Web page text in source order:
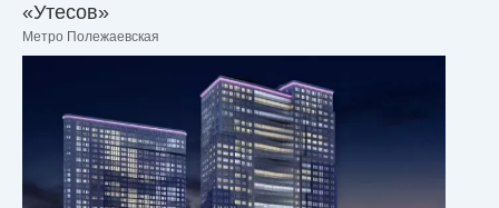
«Утесов»
Метро Полежаевская